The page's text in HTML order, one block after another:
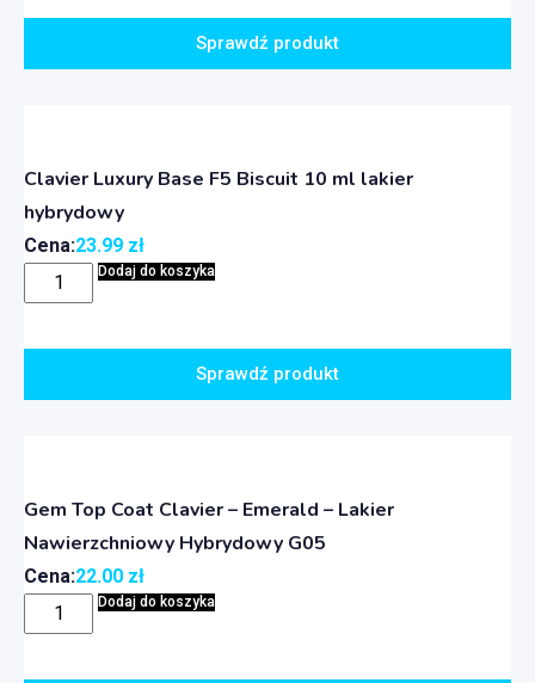
Sprawdź produkt
Clavier Luxury Base F5 Biscuit 10 ml lakier
hybrydowy
Cena:23.99 zł
Dodaj do koszyka
Sprawdź produkt
Gem Top Coat Clavier – Emerald – Lakier
Nawierzchniowy Hybrydowy G05
Cena:22.00 zł
Dodaj do koszyka